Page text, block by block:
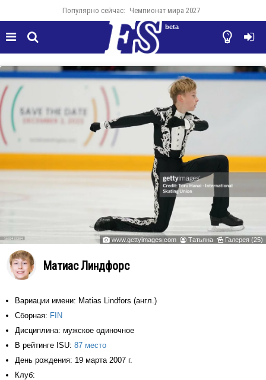
Популярно сейчас: Чемпионат мира 2027
  

beta
 www.gettyimages.com  Татьяна  Галерея (25)
Матиас Линдфорс
Вариации имени: Matias Lindfors (англ.)
Сборная: FIN
Дисциплина: мужское одиночное
В рейтинге ISU: 87 место
День рождения: 19 марта 2007 г.
Клуб: